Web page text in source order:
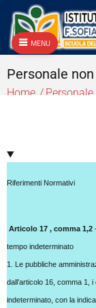
Archivio
Archivio
Archivio Albo
Archivio Bandi e
Archivio Circolari
Archivio Circolari
Archivio vecchie
Area docenti
Attestazioni OIV
Atti generali
Bandi di gara e
Burocrazia zero
Calendario
Personale
Home
Riferimenti Normativi
Articolo 17 , comma 1,2
tempo indeterminato
1. Le pubbliche
dall’articolo 16, comma 1,
indeterminato, con la
MENU